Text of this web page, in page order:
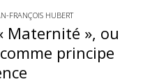
FRANÇOIS HUBERT
Maternité », ou
principe